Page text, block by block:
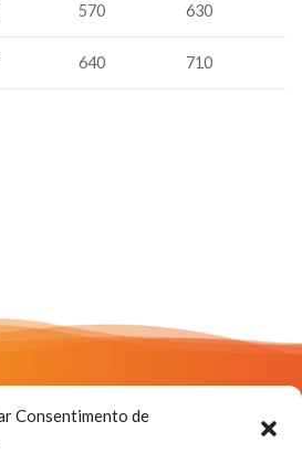
Consentimento de
570 630
640 710